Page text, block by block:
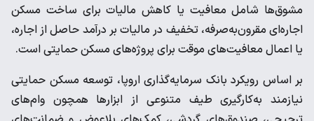
مشوق‌ها شامل معافیت یا کاهش مالیات برای ساخت مسکن
اجاره‌ای مقرون‌به‌صرفه، تخفیف در مالیات بر درآمد حاصل از اجاره،
یا اعمال معافیت‌های موقت برای پروژه‌های مسکن حمایتی است.
بر اساس رویکرد بانک سرمایه‌گذاری اروپا، توسعه مسکن حمایتی
نیازمند به‌کارگیری طیف متنوعی از ابزارها همچون وام‌های